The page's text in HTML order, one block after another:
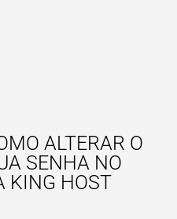
ALTERAR O
SENHA NO
KING HOST